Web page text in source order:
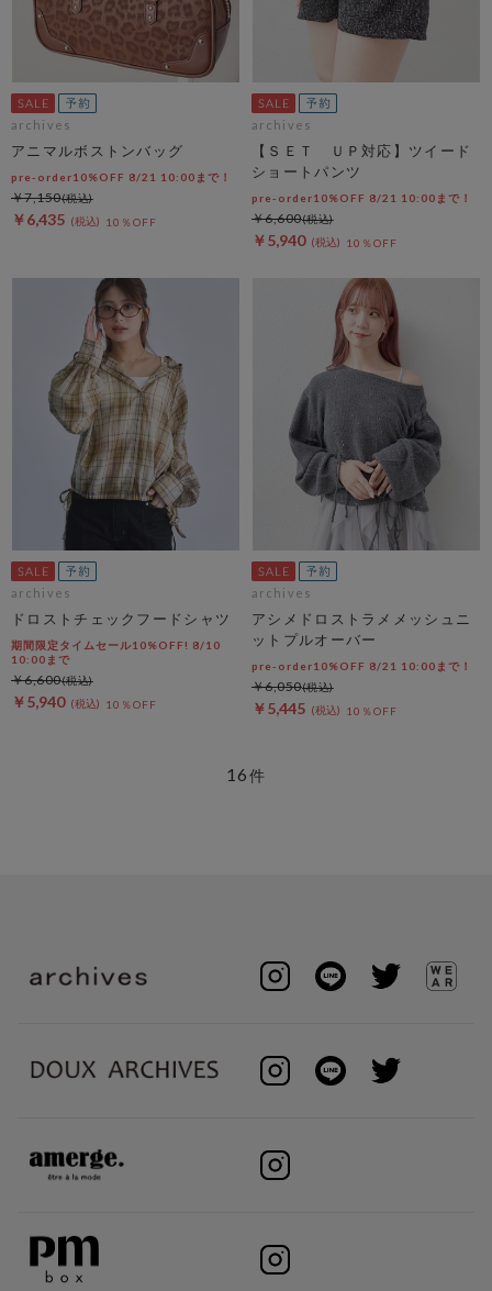
archives
アニマルボストンバッグ
pre-order10%OFF 8/21 10:00まで！
￥6,435 10％OFF
￥7,150
archives
【ＳＥＴ ＵＰ対応】ツイード
ショートパンツ
pre-order10%OFF 8/21 10:00まで！
￥5,940 10％OFF
￥6,600
archives
ドロストチェックフードシャツ
期間限定タイムセール10%OFF! 8/10
10:00まで
￥5,940 10％OFF
￥6,600
archives
アシメドロストラメメッシュニ
ットプルオーバー
pre-order10%OFF 8/21 10:00まで！
￥5,445 10％OFF
￥6,050
16件